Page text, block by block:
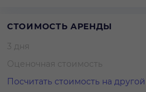
СТОИМОСТЬ АРЕНДЫ
3 дня
Оценочная стоимость
Посчитать стоимость на